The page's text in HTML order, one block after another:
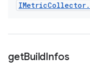
IMetricCollector.
getBuildInfos